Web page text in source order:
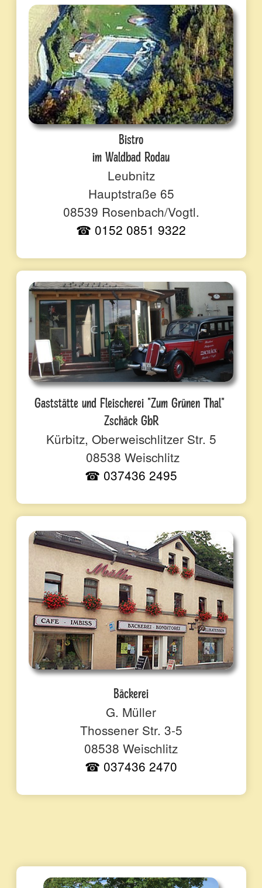
Bistro
im Waldbad Rodau
Leubnitz
Hauptstraße 65
08539 Rosenbach/Vogtl.
☎ 0152 0851 9322
Gaststätte und Fleischerei "Zum Grünen Thal"
Zschäck GbR
Kürbitz, Oberweischlitzer Str. 5
08538 Weischlitz
☎ 037436 2495
Bäckerei
G. Müller
Thossener Str. 3-5
08538 Weischlitz
☎ 037436 2470